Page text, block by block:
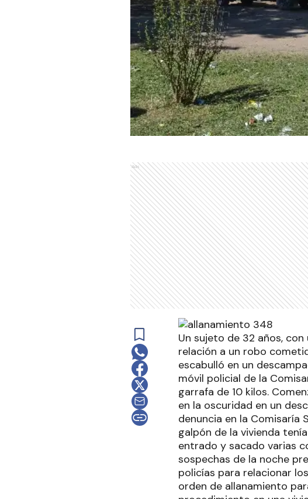
Ads
Un sujeto de 32 años,
relación a un robo
escabulló en un
móvil policial de la
garrafa de 10 kilos.
en la oscuridad en un
denuncia en la Comisaría
galpón de la vivienda
entrado y sacado varias
sospechas de la noche
policías para relacionar
orden de allanamiento